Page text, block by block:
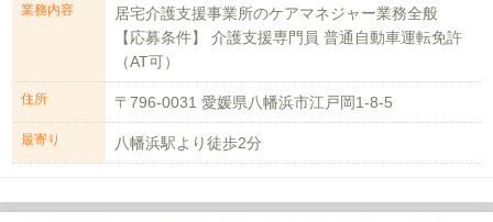
業務内容
居宅介護支援事業所のケアマネジャー業務全般
【応募条件】 介護支援専門員 普通自動車運転免許
（AT可）
住所 〒796-0031 愛媛県八幡浜市江戸岡1-8-5
最寄り 八幡浜駅より徒歩2分